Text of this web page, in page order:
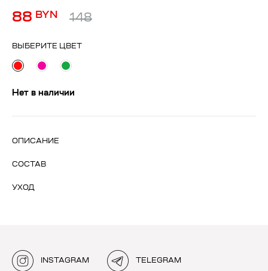
88 BYN 148
ВЫБЕРИТЕ ЦВЕТ
Нет в наличии
ОПИСАНИЕ
СОСТАВ
УХОД
INSTAGRAM TELEGRAM